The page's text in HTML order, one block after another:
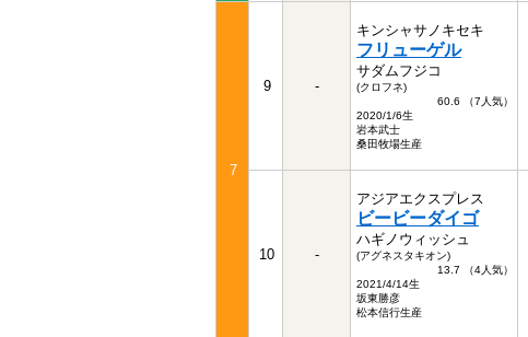
7
9 -
キンシャサノキセキ
フリューゲル
サダムフジコ
(クロフネ)
60.6 （7人気）
2020/1/6生
岩本武士
桑田牧場生産
10 -
アジアエクスプレス
ビービーダイゴ
ハギノウィッシュ
(アグネスタキオン)
13.7 （4人気）
2021/4/14生
坂東勝彦
松本信行生産